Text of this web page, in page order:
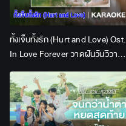
ทั้งเจ็บทั้งรัก (Hurt and Love) Ost.
In Love Forever วาดฝันวันวิวาห์ |
Lingling Kwong x Orm
Kornnaphat | Official Karaoke